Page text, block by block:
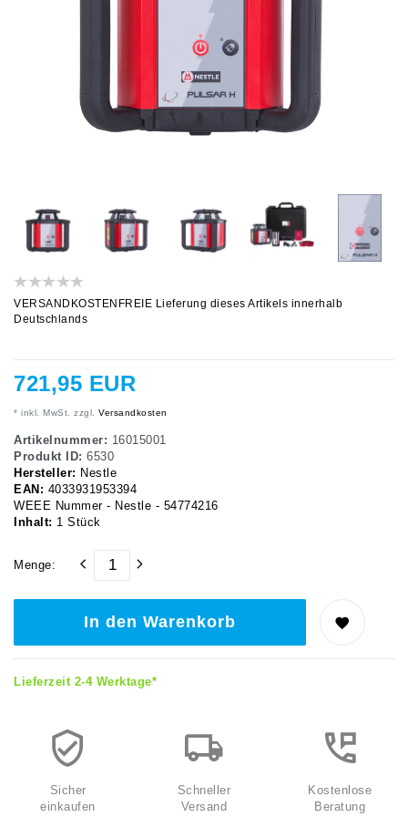
VERSANDKOSTENFREIE Lieferung dieses Artikels innerhalb
Deutschlands
721,95 EUR
* inkl. MwSt. zzgl. Versandkosten
Artikelnummer: 16015001
Produkt ID: 6530
Hersteller: Nestle
EAN: 4033931953394
WEEE Nummer - Nestle - 54774216
Inhalt: 1 Stück
Menge:
In den Warenkorb
Lieferzeit 2-4 Werktage*
Sicher
einkaufen
Schneller
Versand
Kostenlose
Beratung